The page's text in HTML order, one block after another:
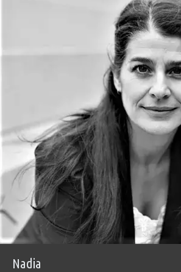
Nadia